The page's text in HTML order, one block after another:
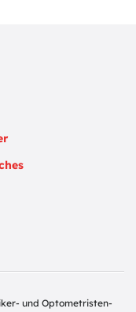
und Optometristen-